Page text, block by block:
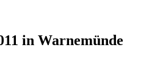
in Warnemünde